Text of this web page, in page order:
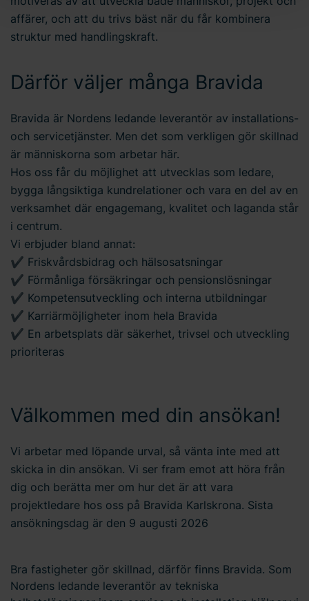
dina personuppgifter. Läs merhärom användningen av
cookies och läs mer i vårintegritetspolicyom hur vi
behandlar personuppgifter och hur du kan kontakta oss.
affärer, och att du trivs bäst när du får kombinera
struktur med handlingskraft.
Därför väljer många Bravida
Bravida är Nordens ledande leverantör av installations-
och servicetjänster. Men det som verkligen gör skillnad
är människorna som arbetar här.
Hos oss får du möjlighet att utvecklas som ledare,
bygga långsiktiga kundrelationer och vara en del av en
verksamhet där engagemang, kvalitet och laganda står
i centrum.
Vi erbjuder bland annat:
✔ Friskvårdsbidrag och hälsosatsningar
✔ Förmånliga försäkringar och pensionslösningar
✔ Kompetensutveckling och interna utbildningar
✔ Karriärmöjligheter inom hela Bravida
✔ En arbetsplats där säkerhet, trivsel och utveckling
prioriteras
Välkommen med din ansökan!
Vi arbetar med löpande urval, så vänta inte med att
skicka in din ansökan. Vi ser fram emot att höra från
dig och berätta mer om hur det är att vara
projektledare hos oss på Bravida Karlskrona. Sista
ansökningsdag är den 9 augusti 2026
Bra fastigheter gör skillnad, därför finns Bravida. Som
Nordens ledande leverantör av tekniska